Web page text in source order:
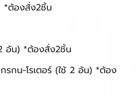
*ต้องสั่ง2ชิ้น
อัน) *ต้องสั่ง2ชิ้น
กน-โรเตอร์ (ใช้ 2 อัน) *ต้อง